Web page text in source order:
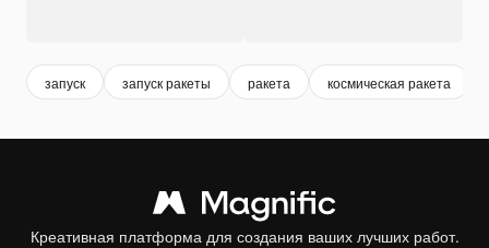
запуск запуск ракеты ракета космическая ракета
Креативная платформа для создания ваших лучших работ.